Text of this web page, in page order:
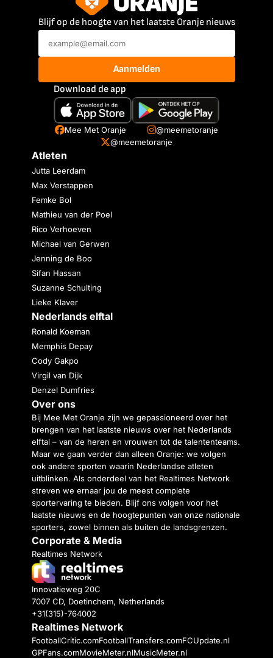
Blijf op de hoogte van het laatste Oranje nieuws
Aanmelden
Download de app
Mee Met Oranje
@meemetoranje
@meemetoranje
Atleten
Jutta Leerdam
Max Verstappen
Femke Bol
Mathieu van der Poel
Rico Verhoeven
Michael van Gerwen
Jenning de Boo
Sifan Hassan
Suzanne Schulting
Lieke Klaver
Nederlands elftal
Ronald Koeman
Memphis Depay
Cody Gakpo
Virgil van Dijk
Denzel Dumfries
Over ons
Bij Mee Met Oranje zijn we gepassioneerd over het
brengen van het laatste nieuws over het Nederlands
elftal – van de heren en vrouwen tot de talententeams.
Maar we gaan verder dan alleen Oranje: we volgen
ook andere sporten waarin Nederlandse atleten
uitblinken. Als onderdeel van het Realtimes Network
streven we ernaar jou de meest complete
sportervaring te bieden. Blijf ons volgen voor het
laatste nieuws en de hoogtepunten van onze nationale
sporters, zowel binnen als buiten de landsgrenzen.
Corporate & Media
Realtimes Network
Innovatieweg 20C
7007 CD, Doetinchem, Netherlands
+31(315)-764002
Realtimes Network
FootballCritic.comFootballTransfers.comFCUpdate.nl
GPFans.comMovieMeter.nlMusicMeter.nl